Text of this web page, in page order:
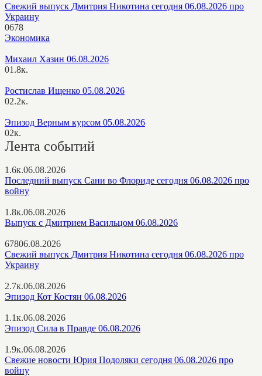
Свежий выпуск Дмитрия Никотина сегодня 06.08.2026 про
Украину
0678
Экономика
Михаил Хазин 06.08.2026
01.8к.
Ростислав Ищенко 05.08.2026
02.2к.
Эпизод Верным курсом 05.08.2026
02к.
Лента событий
1.6к.06.08.2026
Последний выпуск Сани во Флориде сегодня 06.08.2026 про
войну
1.8к.06.08.2026
Выпуск с Дмитрием Васильцом 06.08.2026
67806.08.2026
Свежий выпуск Дмитрия Никотина сегодня 06.08.2026 про
Украину
2.7к.06.08.2026
Эпизод Кот Костян 06.08.2026
1.1к.06.08.2026
Эпизод Сила в Правде 06.08.2026
1.9к.06.08.2026
Свежие новости Юрия Подоляки сегодня 06.08.2026 про
войну